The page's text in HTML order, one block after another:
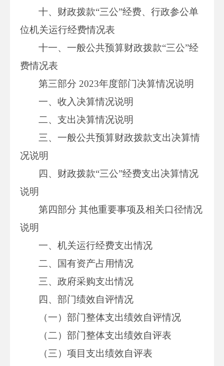
十、财政拨款“三公”经费、行政参公单
位机关运行经费情况表
十一、一般公共预算财政拨款“三公”经
费情况表
第三部分 2023年度部门决算情况说明
一、收入决算情况说明
二、支出决算情况说明
三、一般公共预算财政拨款支出决算情
况说明
四、财政拨款“三公”经费支出决算情况
说明
第四部分 其他重要事项及相关口径情况
说明
一、机关运行经费支出情况
二、国有资产占用情况
三、政府采购支出情况
四、部门绩效自评情况
（一）部门整体支出绩效自评情况
（二）部门整体支出绩效自评表
（三）项目支出绩效自评表